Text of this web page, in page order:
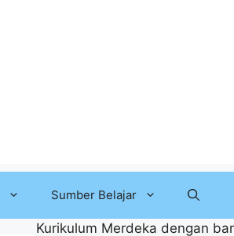
Sumber Belajar
Kurikulum Merdeka dengan